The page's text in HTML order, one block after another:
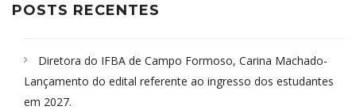
POSTS RECENTES
Diretora do IFBA de Campo Formoso, Carina Machado-
Lançamento do edital referente ao ingresso dos estudantes
em 2027.